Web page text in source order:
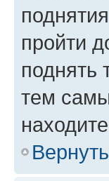
пройти
поднять
тем